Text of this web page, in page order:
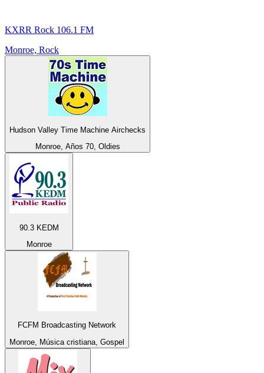
KXRR Rock 106.1 FM
Monroe, Rock
Hudson Valley Time Machine Airchecks
Monroe, Años 70, Oldies
90.3 KEDM
Monroe
FCFM Broadcasting Network
Monroe, Música cristiana, Gospel